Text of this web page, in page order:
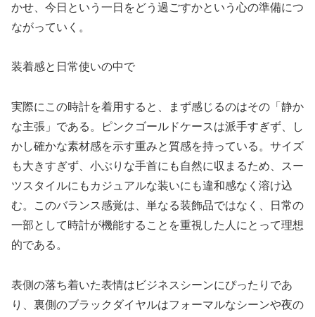
かせ、今日という一日をどう過ごすかという心の準備につ
ながっていく。
装着感と日常使いの中で
実際にこの時計を着用すると、まず感じるのはその「静か
な主張」である。ピンクゴールドケースは派手すぎず、し
かし確かな素材感を示す重みと質感を持っている。サイズ
も大きすぎず、小ぶりな手首にも自然に収まるため、スー
ツスタイルにもカジュアルな装いにも違和感なく溶け込
む。このバランス感覚は、単なる装飾品ではなく、日常の
一部として時計が機能することを重視した人にとって理想
的である。
表側の落ち着いた表情はビジネスシーンにぴったりであ
り、裏側のブラックダイヤルはフォーマルなシーンや夜の